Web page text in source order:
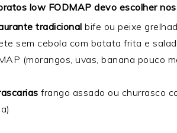
low FODMAP devo escolher
tradicional bife ou peixe
sem cebola com batata frita e
(morangos, uvas, banana pouco
frango assado ou churrasco